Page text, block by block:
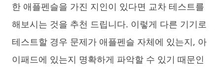
한 애플펜슬을 가진 지인이 있다면 교차 테스트를
해보시는 것을 추천 드립니다. 이렇게 다른 기기로
테스트할 경우 문제가 애플펜슬 자체에 있는지, 아
이패드에 있는지 명확하게 파악할 수 있기 때문인